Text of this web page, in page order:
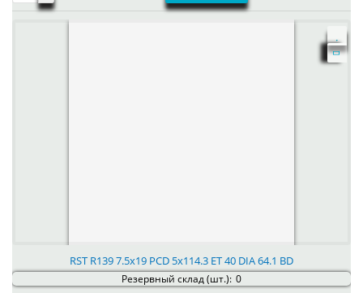
RST R139 7.5x19 PCD 5x114.3 ET 40 DIA 64.1 BD
Резервный склад (шт.): 0